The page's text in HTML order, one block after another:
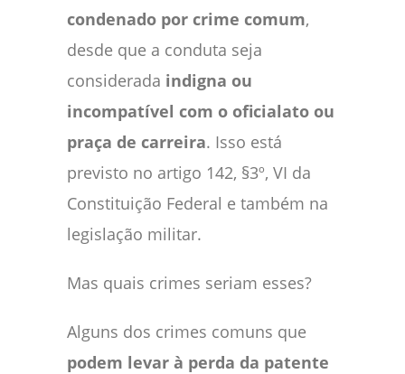
condenado por crime comum,
desde que a conduta seja
considerada indigna ou
incompatível com o oficialato ou
praça de carreira. Isso está
previsto no artigo 142, §3º, VI da
Constituição Federal e também na
legislação militar.
Mas quais crimes seriam esses?
Alguns dos crimes comuns que
podem levar à perda da patente